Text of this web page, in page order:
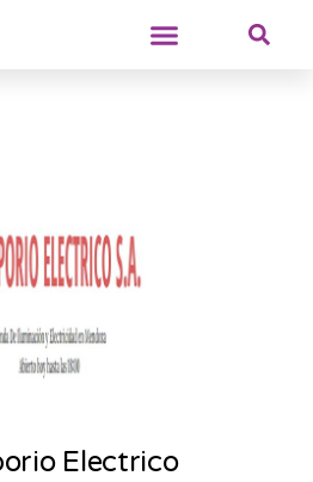
Electrico